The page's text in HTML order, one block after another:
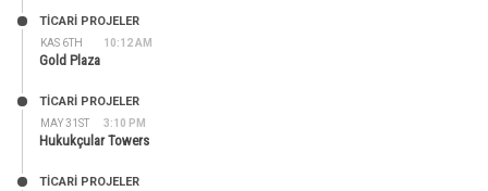
KAS 6TH 10:12 AM
TİCARİ PROJELER
Gold Plaza
MAY 31ST 3:10 PM
TİCARİ PROJELER
Hukukçular Towers
TİCARİ PROJELER